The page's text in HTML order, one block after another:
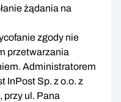
żądania na
zgody nie
przetwarzania
Administratorem
InPost Sp. z o.o. z
przy ul. Pana